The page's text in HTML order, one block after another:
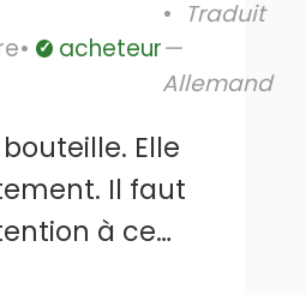
Vérifié
acheteur
Traduit
—
Allemand
Elle
Il faut
à ce
la tienne